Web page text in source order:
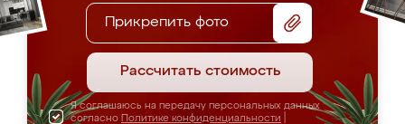
Прикрепить фото
Рассчитать стоимость
Я соглашаюсь на передачу персональных данных
согласно Политике конфиденциальности